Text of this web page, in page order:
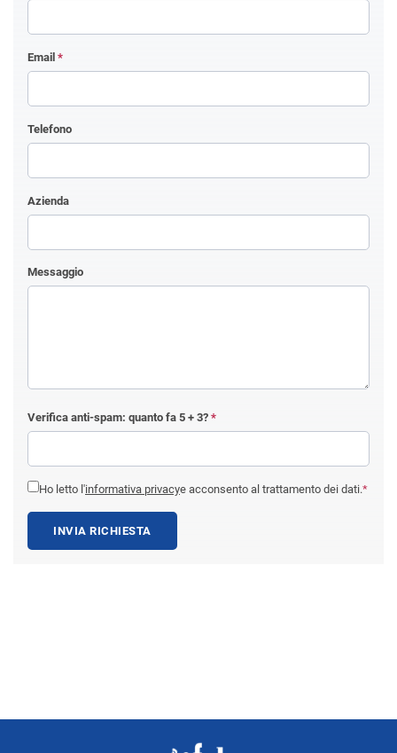
Email *
Telefono
Azienda
Messaggio
Verifica anti-spam: quanto fa 5 + 3? *
Ho letto l'informativa privacye acconsento al trattamento dei dati.*
INVIA RICHIESTA